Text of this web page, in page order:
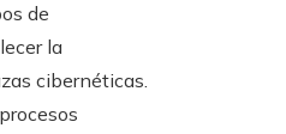
de
la
cibernéticas.